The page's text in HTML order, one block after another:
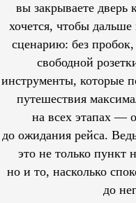
вы закрываете дверь
хочется, чтобы
сценарию: без
свободной
инструменты, которые
путешествия
на всех этапах —
до ожидания рейса.
это не только пункт
но и то, насколько
до